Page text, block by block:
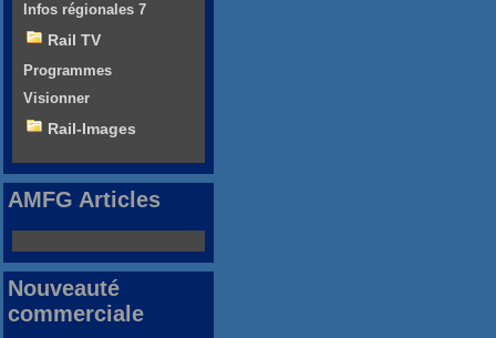
Infos régionales 7
Rail TV
Programmes
Visionner
Rail-Images
AMFG Articles
Nouveauté
commerciale